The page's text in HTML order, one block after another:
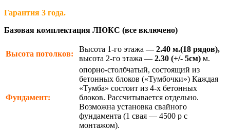
Гарантия 3 года.
Базовая комплектация ЛЮКС (все включено)
Высота потолков:
Высота 1-го этажа— 2.40 м.(18 рядов),
высота 2-го этажа — 2.30 (+/- 5см) м.
Фундамент:
опорно-столбчатый, состоящий из
бетонных блоков («Тумбочки») Каждая
«Тумба» состоит из 4-х бетонных
блоков. Рассчитывается отдельно.
Возможна установка свайного
фундамента (1 свая — 4500 р с
монтажом).